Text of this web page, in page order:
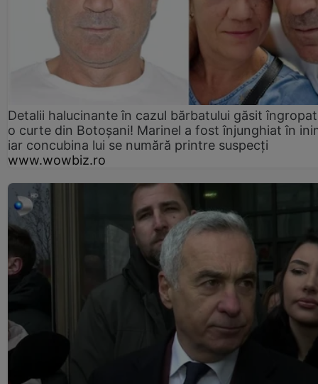
Detalii halucinante în cazul bărbatului găsit
o curte din Botoșani! Marinel a fost înjunghiat în
iar concubina lui se numără printre suspecți
www.wowbiz.ro